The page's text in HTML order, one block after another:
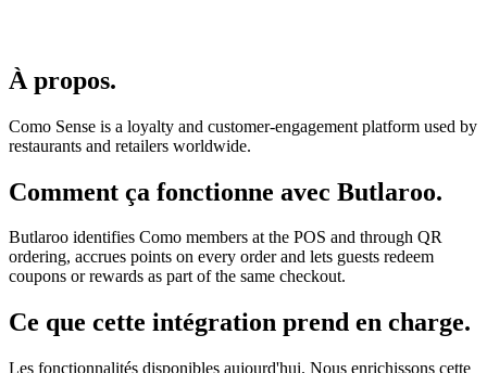
À propos.
Como Sense is a loyalty and customer-engagement platform used by
restaurants and retailers worldwide.
Comment ça fonctionne avec Butlaroo.
Butlaroo identifies Como members at the POS and through QR
ordering, accrues points on every order and lets guests redeem
coupons or rewards as part of the same checkout.
Ce que cette intégration prend en charge.
Les fonctionnalités disponibles aujourd'hui. Nous enrichissons cette